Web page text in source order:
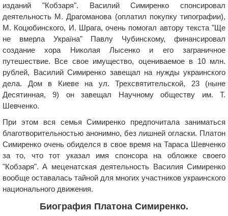
изданий "Кобзаря". Василий Симиренко спонсировал
деятельность М. Драгоманова (оплатил покупку типографии),
М. Коцюбинского, И. Шрага, очень помогал автору текста "Ще
не вмерла Україна" Павлу Чубинскому, финансировал
создание хора Николая Лысенко и его заграничное
путешествие. Все свое имущество, оцениваемое в 10 млн.
рублей, Василий Симиренко завещал на нужды украинского
дела. Дом в Киеве на ул. Трехсвятительской, 23 (ныне
Десятинная, 9) он завещал Научному обществу им. Т.
Шевченко.
При этом вся семья Симиренко предпочитала заниматься
благотворительностью анонимно, без лишней огласки. Платон
Симиренко очень обиделся в свое время на Тараса Шевченко
за то, что тот указал имя спонсора на обложке своего
"Кобзаря". А меценатская деятельность Василия Симиренко
вообще оставалась тайной для многих участников украинского
национального движения.
Биография Платона Симиренко.